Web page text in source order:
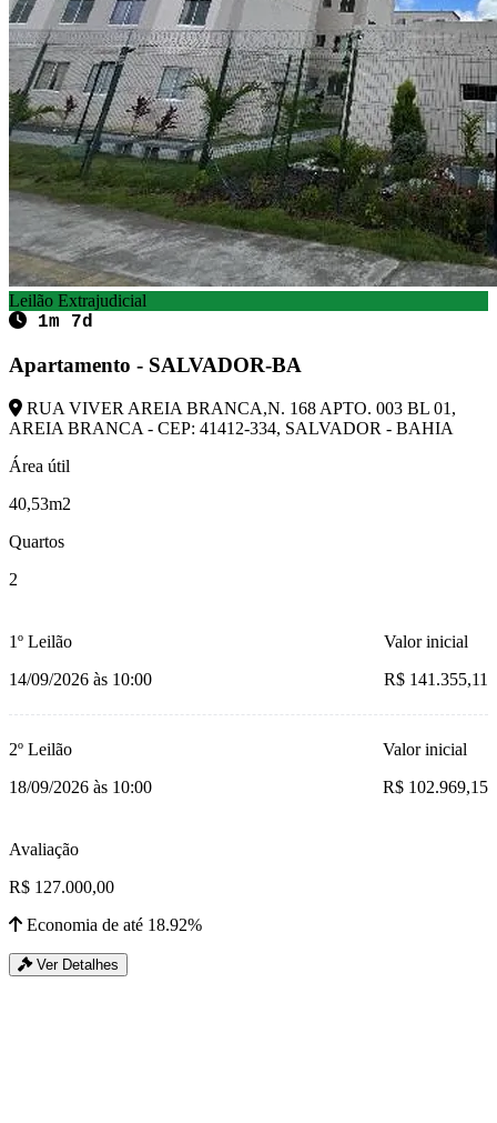
Leilão Extrajudicial
1m 7d
Apartamento - SALVADOR-BA
RUA VIVER AREIA BRANCA,N. 168 APTO. 003 BL 01,
AREIA BRANCA - CEP: 41412-334, SALVADOR - BAHIA
Área útil
40,53m2
Quartos
2
1º Leilão
14/09/2026 às 10:00
Valor inicial
R$ 141.355,11
2º Leilão
18/09/2026 às 10:00
Valor inicial
R$ 102.969,15
Avaliação
R$ 127.000,00
Economia de até 18.92%
Ver Detalhes